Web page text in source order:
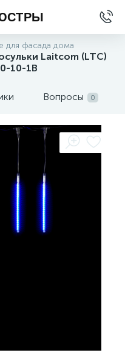
для фасада дома
Laitcom (LTC)
10-1B
Вопросы 0